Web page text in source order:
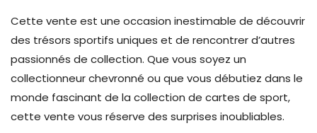
Cette vente est une occasion inestimable de découvrir
des trésors sportifs uniques et de rencontrer d’autres
passionnés de collection. Que vous soyez un
collectionneur chevronné ou que vous débutiez dans le
monde fascinant de la collection de cartes de sport,
cette vente vous réserve des surprises inoubliables.